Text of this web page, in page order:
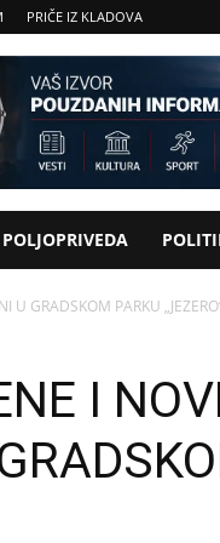
PRIČE IZ KLADOVA
POLJOPRIVEDA
U GRADSKOM PARKU
I